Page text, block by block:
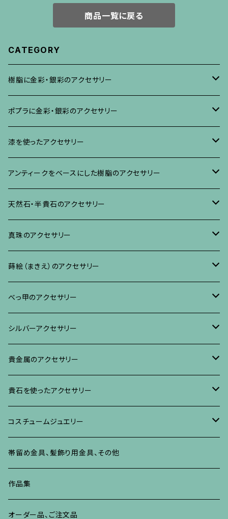
商品一覧に戻る
CATEGORY
樹脂に金彩・銀彩のアクセサリー
ブローチ
イヤリング・ピアス
ネックレス、その他
ポプラに金彩・銀彩のアクセサリー
ブローチ
イヤリング、ピアス
ネックレス、ペンダント
ブレスレット、バングル、その他
漆を使ったアクセサリー
ブローチ
イヤリング・ピアス
ネックレス・ペンダント
リング
ブレスレット・バングル、その他
アンティークをベースにした樹脂のアクセサリー
ブローチ
イヤリング・ピアス
ネックレス、ペンダント
ブレスレット、その他
天然石・半貴石のアクセサリー
ブローチ
イヤリング・ピアス
ネックレス、ペンダント
リング
ブレスレット、その他
真珠のアクセサリー
ブローチ
イヤリング・ピアス
ネックレス、ペンダント
リング
ブレスレット、その他
蒔絵（まきえ）のアクセサリー
べっ甲に蒔絵のアクセサリー
ブローチ
イヤリング・ピアス
真珠に蒔絵のアクセサリー
ブローチ
イヤリング、ピアス
水晶に蒔絵のアクセサリー
ブローチ
イヤリング、ピアス
朴の木やポプラに蒔絵のアクセサリー
ブローチ
イヤリング・ピアス
その他の蒔絵のアクセサリー
べっ甲のアクセサリー
ブローチ
イヤリング、ピアス
ネックレス、ペンダント
リング
ブレスレット、バングル、その他
シルバーアクセサリー
ブローチ
イヤリング、ピアス
ネックレス、ペンダント
リング
ブレスレット、バングル、その他
貴金属のアクセサリー
ブローチ
イヤリング、ピアス
ネックレス、ペンダント
ブレスレット、その他
リング
貴石を使ったアクセサリー
ブローチ
イヤリング、ピアス
ネックレス、ペンダント
リング
コスチュームジュエリー
ブローチ
イヤリング、ピアス
ネックレス、ペンダント
帯留め金具、髪飾り用金具、その他
作品集
オーダー品、ご注文品